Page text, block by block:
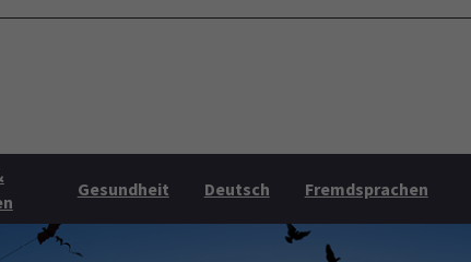
Über uns Mehr Angebote Öffnungszeiten
Gesundheit Deutsch Fremdsprachen